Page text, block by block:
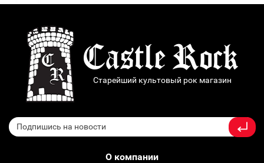
Старейший культовый рок магазин
О компании